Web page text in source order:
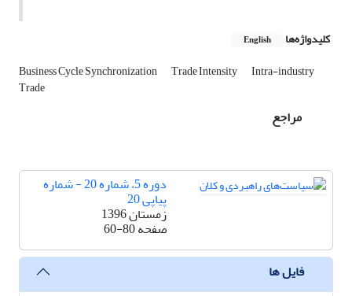
کلیدواژه‌ها English
Business Cycle Synchronization Trade Intensity Intra-industry
Trade
مراجع
دوره 5، شماره 20 - شماره
پیاپی 20
زمستان 1396
صفحه60-80
فایل ها